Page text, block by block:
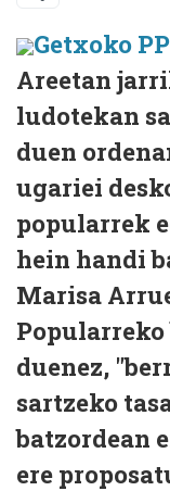
Getxoko PP
Areetan
ludotekan
duen
ugariei
popularrek
hein handi
Marisa
duenez,
sartzeko
batzordean
ere